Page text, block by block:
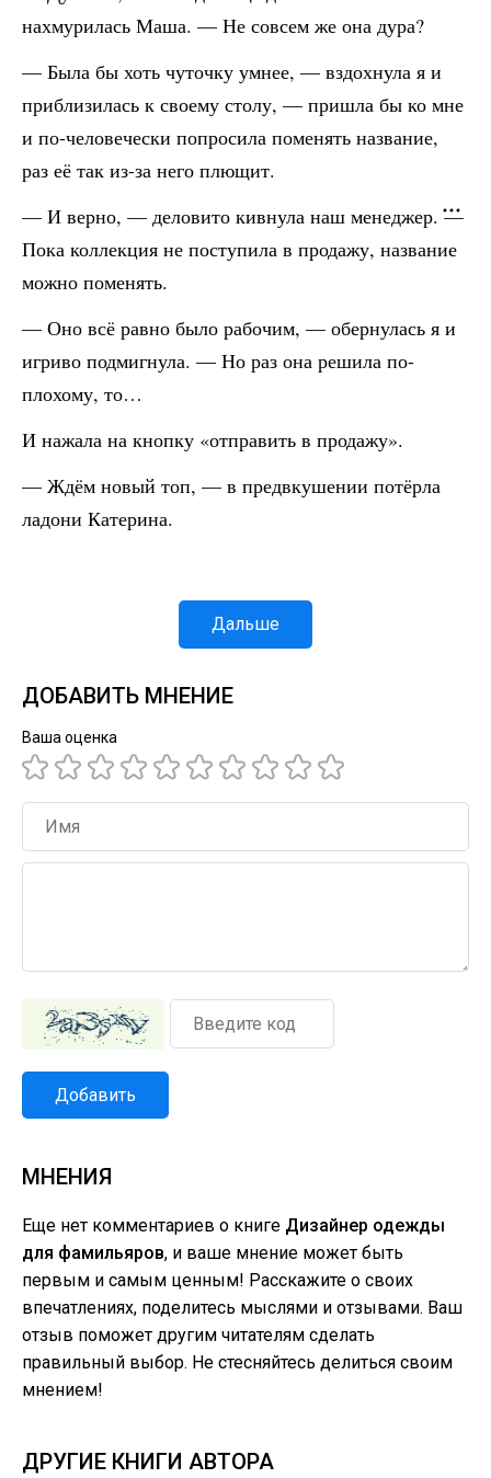
нахмурилась Маша. — Не совсем же она дура?
— Была бы хоть чуточку умнее, — вздохнула я и
приблизилась к своему столу, — пришла бы ко мне
и по-человечески попросила поменять название,
раз её так из-за него плющит.
— И верно, — деловито кивнула наш менеджер. —
Пока коллекция не поступила в продажу, название
можно поменять.
— Оно всё равно было рабочим, — обернулась я и
игриво подмигнула. — Но раз она решила по-
плохому, то…
И нажала на кнопку «отправить в продажу».
— Ждём новый топ, — в предвкушении потёрла
ладони Катерина.
Дальше
ДОБАВИТЬ МНЕНИЕ
Ваша оценка
Добавить
МНЕНИЯ
Еще нет комментариев о книге Дизайнер одежды
для фамильяров, и ваше мнение может быть
первым и самым ценным! Расскажите о своих
впечатлениях, поделитесь мыслями и отзывами. Ваш
отзыв поможет другим читателям сделать
правильный выбор. Не стесняйтесь делиться своим
мнением!
ДРУГИЕ КНИГИ АВТОРА